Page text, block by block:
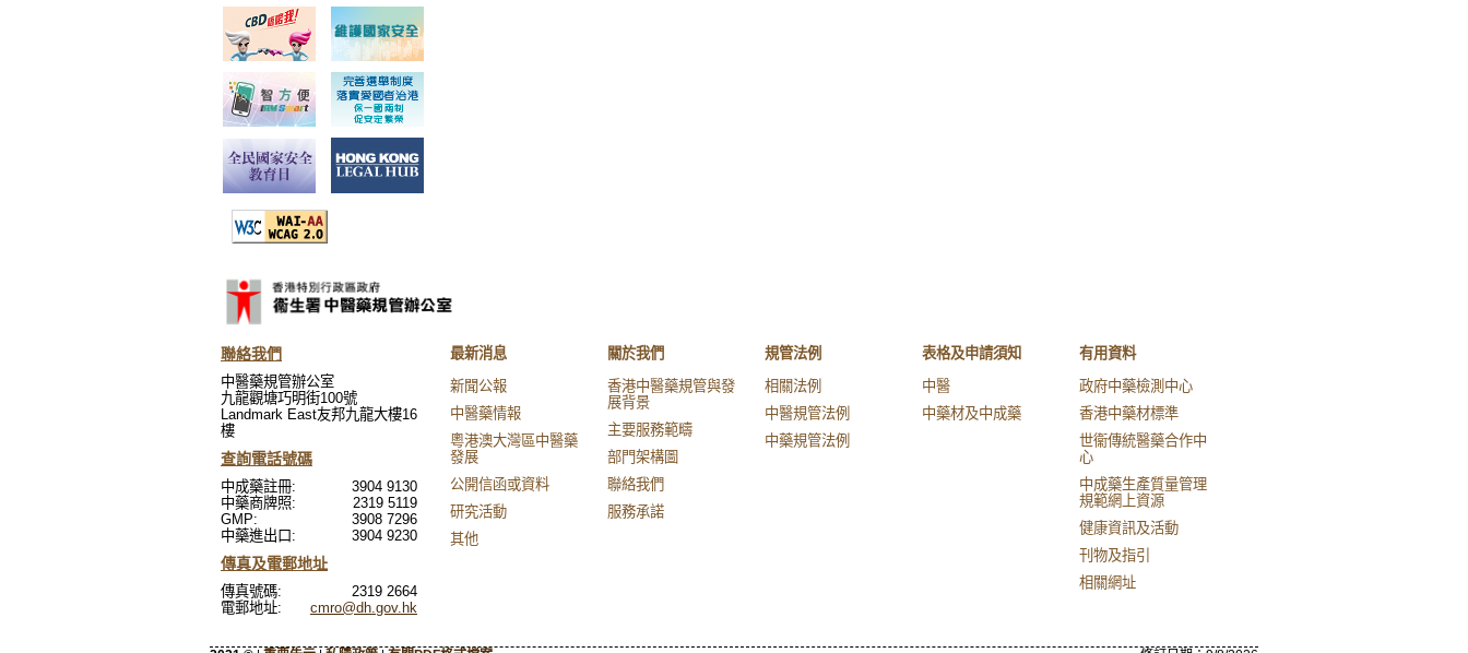
聯絡我們
中醫藥規管辦公室
九龍觀塘巧明街100號
Landmark East友邦九龍大樓16
樓
查詢電話號碼
中成藥註冊:
3904 9130
中藥商牌照:
2319 5119
GMP:
3908 7296
中藥進出口:
3904 9230
傳真及電郵地址
傳真號碼:
2319 2664
電郵地址:
cmro@dh.gov.hk
最新消息
新聞公報
中醫藥情報
粵港澳大灣區中醫藥
發展
公開信函或資料
研究活動
其他
關於我們
香港中醫藥規管與發
展背景
主要服務範疇
部門架構圖
聯絡我們
服務承諾
規管法例
相關法例
中醫規管法例
中藥規管法例
表格及申請須知
中醫
中藥材及中成藥
有用資料
政府中藥檢測中心
香港中藥材標準
世衞傳統醫藥合作中
心
中成藥生產質量管理
規範網上資源
健康資訊及活動
刊物及指引
相關網址